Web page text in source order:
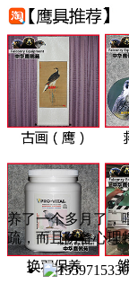
养了一个多月了，
疏，而且防备心理